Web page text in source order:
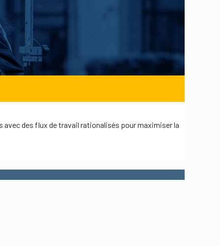
des flux de travail rationalisés pour maximiser la